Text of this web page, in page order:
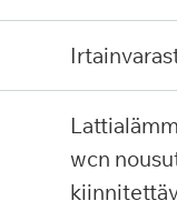
lattialämmitys, tukikaide,
wcn